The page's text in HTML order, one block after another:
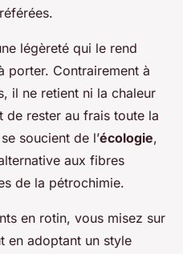
légèreté qui le rend
porter. Contrairement à
il ne retient ni la chaleur
de rester au frais toute la
soucient de l’écologie,
aux fibres
de la pétrochimie.
en rotin, vous misez sur
en adoptant un style